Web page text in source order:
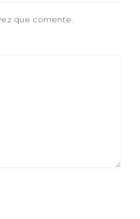
que comente.